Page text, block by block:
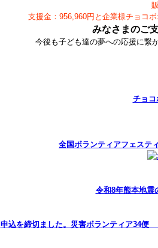
支援金：956,960円と企業様チョコ
みなさまのご
今後も子ども達の夢への応援に繋
チョ
全国ボランティアフェステ
令和8年熊本地震
申込を締切ました。災害ボランティア34便